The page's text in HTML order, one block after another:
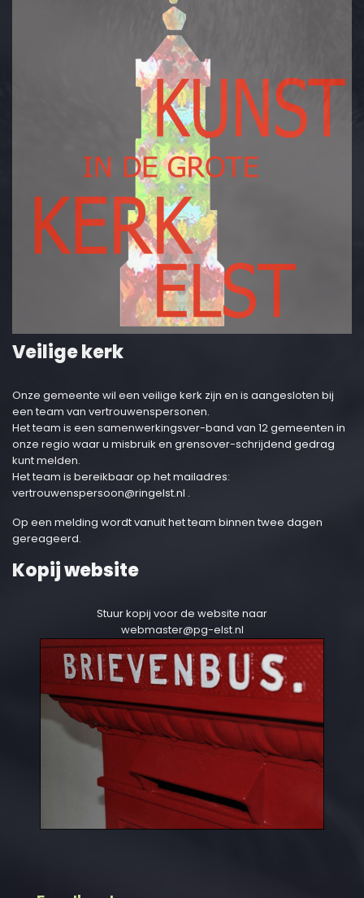
Veilige kerk
Onze gemeente wil een veilige kerk zijn en is aangesloten bij
een team van vertrouwenspersonen.
Het team is een samenwerkingsver-band van 12 gemeenten in
onze regio waar u misbruik en grensover-schrijdend gedrag
kunt melden.
Het team is bereikbaar op het mailadres:
vertrouwenspersoon@ringelst.nl .
Op een melding wordt vanuit het team binnen twee dagen
gereageerd.
Kopij website
Stuur kopij voor de website naar
webmaster@pg-elst.nl